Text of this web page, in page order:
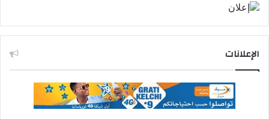
الإعلانات